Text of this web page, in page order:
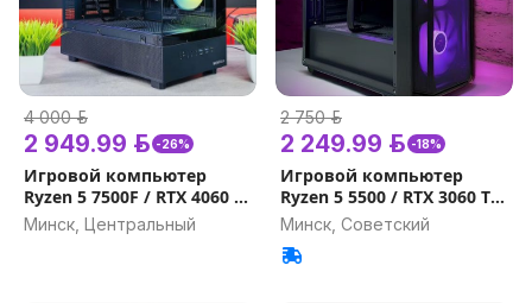
4 000 р.
2 949.99 р. -26%
Игровой компьютер
Ryzen 5 7500F / RTX 4060 /
DDR5 32GB, 16GB Гарантия
на игровой ПК
Минск, Центральный
2 750 р.
2 249.99 р. -18%
Игровой компьютер
Ryzen 5 5500 / RTX 3060 TI
8GB / 32GB, 16GB Гарантия
на игровой ПК
Минск, Советский